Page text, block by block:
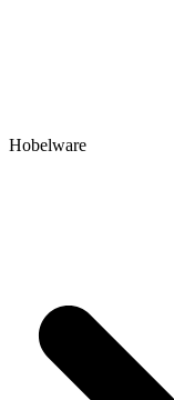
Hobelware